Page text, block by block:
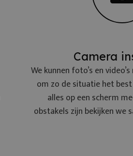
Camera
We kunnen foto’s en
om zo de situatie het
alles op een scherm
obstakels zijn bekijken we